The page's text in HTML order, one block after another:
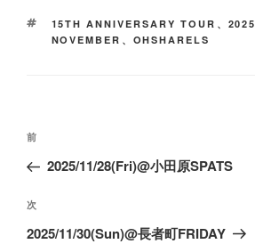
タ
グ
15TH ANNIVERSARY TOUR 、 2025
NOVEMBER 、 OHSHARELS
投
ナ
ビ
ゲ
前
の
稿
前
2025/11/28(Fri)@小田原SPATS
次
の
次
2025/11/30(Sun)@長者町FRIDAY